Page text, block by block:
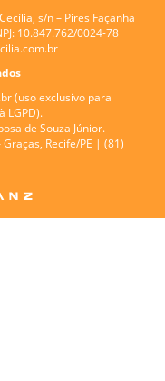
s/n – Pires Façanha
10.847.762/0024-78
(uso exclusivo para
LGPD).
de Souza Júnior.
Recife/PE | (81)